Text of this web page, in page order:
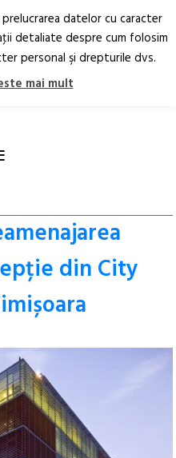
RO EN
din City
datelor cu caracter
detaliate despre cum folosim
personal şi drepturile dvs.
mai mult